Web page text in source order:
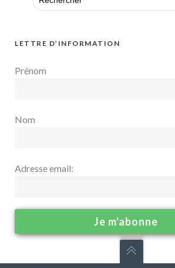
for:
LETTRE D’INFORMATION
Prénom
Nom
Adresse email: